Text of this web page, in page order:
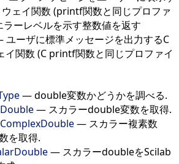
ウェイ関数 (printf関数と同じプロファ
ラーレベルを示す整数値を返す
ユーザに標準メッセージを出力するC
イ関数 (C printf関数と同じプロファイ
—double変数かどうかを調べる.
— スカラーdouble変数を取得.
— スカラー複素数
を取得.
— スカラーdoubleをScilab